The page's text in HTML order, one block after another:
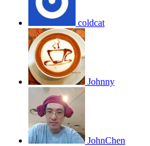
coldcat
Johnny
JohnChen